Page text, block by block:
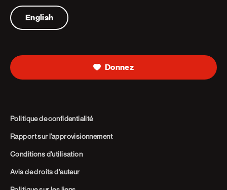
English
Donnez
Politique de confidentialité
Rapport sur l’approvisionnement
Conditions d’utilisation
Avis de droits d’auteur